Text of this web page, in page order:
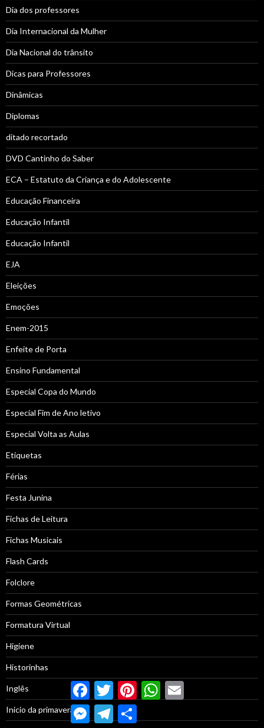
Dia dos professores
Dia Internacional da Mulher
Dia Nacional do trânsito
Dicas para Professores
Dinâmicas
Diplomas
ditado recortado
DVD Cantinho do Saber
ECA – Estatuto da Criança e do Adolescente
Educação Financeira
Educação Infantil
Educação Infantil
EJA
Eleições
Emoções
Enem-2015
Enfeite de Porta
Ensino Fundamental
Especial Copa do Mundo
Especial Fim de Ano letivo
Especial Volta as Aulas
Etiquetas
Férias
Festa Junina
Fichas de Leitura
Fichas Musicais
Flash Cards
Folclore
Formas Geométricas
Formatura Virtual
Higiene
Historinhas
Inglês
Inicio da primavera
FacebookTwitterPinterestWhatsApp
MessengerTelegram